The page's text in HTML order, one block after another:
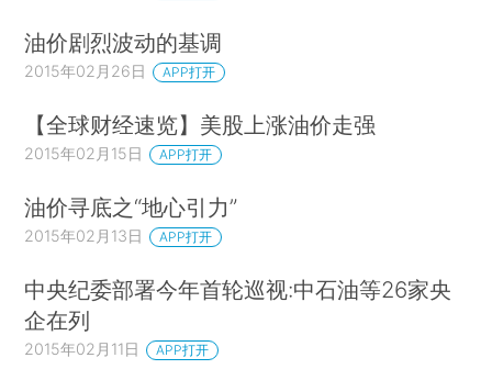
油价剧烈波动的基调
2015年02月26日 APP打开
【全球财经速览】美股上涨油价走强
2015年02月15日 APP打开
油价寻底之“地心引力”
2015年02月13日 APP打开
中央纪委部署今年首轮巡视:中石油等26家央
企在列
2015年02月11日 APP打开